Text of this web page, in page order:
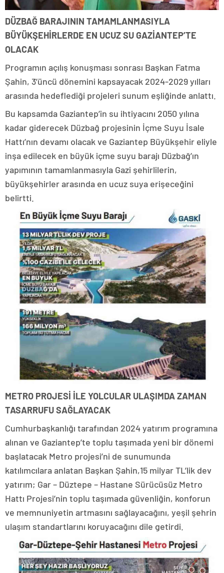
DÜZBAĞ BARAJININ TAMAMLANMASIYLA
BÜYÜKŞEHİRLERDE EN UCUZ SU GAZİANTEP’TE
OLACAK
Programın açılış konuşması sonrası Başkan Fatma
Şahin, 3’üncü dönemini kapsayacak 2024-2029 yılları
arasında hedeflediği projeleri sunum eşliğinde anlattı.
Bu kapsamda Gaziantep’in su ihtiyacını 2050 yılına
kadar giderecek Düzbağ projesinin İçme Suyu İsale
Hattı’nın devamı olacak ve Gaziantep Büyükşehir eliyle
inşa edilecek en büyük içme suyu barajı Düzbağ’ın
yapımının tamamlanmasıyla Gazi şehirlilerin,
büyükşehirler arasında en ucuz suya erişeceğini
belirtti.
METRO PROJESİ İLE YOLCULAR ULAŞIMDA ZAMAN
TASARRUFU SAĞLAYACAK
Cumhurbaşkanlığı tarafından 2024 yatırım programına
alınan ve Gaziantep’te toplu taşımada yeni bir dönemi
başlatacak Metro projesi’ni de sunumunda
katılımcılara anlatan Başkan Şahin,15 milyar TL’lik dev
yatırım; Gar – Düztepe – Hastane Sürücüsüz Metro
Hattı Projesi’nin toplu taşımada güvenliğin, konforun
ve memnuniyetin artmasını sağlayacağını, yeşil şehrin
ulaşım standartlarını koruyacağını dile getirdi.